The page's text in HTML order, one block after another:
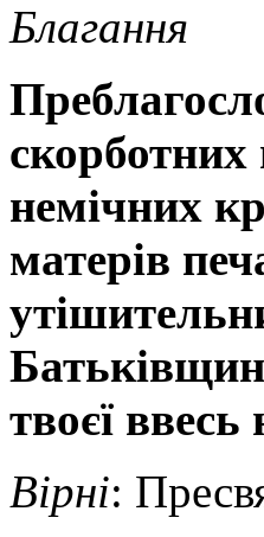
Благання
немічних
матерів
твоєї
Вірні: